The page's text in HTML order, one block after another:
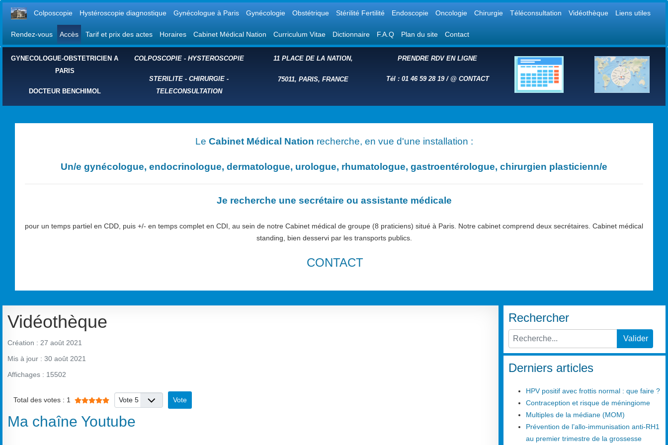
Colposcopie Hystéroscopie diagnostique Gynécologue à Paris Gynécologie Obstétrique Stérilité Fertilité Endoscopie Oncologie Chirurgie Téléconsultation Vidéothèque Liens utiles
Rendez-vous Accès Tarif et prix des actes Horaires Cabinet Médical Nation Curriculum Vitae Dictionnaire F.A.Q Plan du site Contact
GYNECOLOGUE-OBSTETRICIEN A
PARIS
DOCTEUR BENCHIMOL
COLPOSCOPIE- HYSTEROSCOPIE
STERILITE -CHIRURGIE -
TELECONSULTATION
11 PLACE DE LA NATION,
75011, PARIS, FRANCE
PRENDRE RDV EN LIGNE
Tél : 01 46 59 28 19 / @ CONTACT
Le Cabinet Médical Nation recherche, en vue d'une installation :
Un/e gynécologue, endocrinologue, dermatologue, urologue, rhumatologue, gastroentérologue, chirurgien plasticienn/e
Je recherche une secrétaire ou assistante médicale
pour un temps partiel en CDD, puis +/- en temps complet en CDI, au sein de notre Cabinet médical de groupe (8 praticiens) situé à Paris. Notre cabinet comprend deux secrétaires. Cabinet médical
standing, bien desservi par les transports publics.
CONTACT
Vidéothèque
Création : 27 août 2021
Mis à jour : 30 août 2021
Affichages : 15502
Total des votes : 1
Veuillez voter
Ma chaîne Youtube
Rechercher
Type 2 or more characters for results.
Valider
Derniers articles
HPV positif avec frottis normal : que faire ?
Contraception et risque de méningiome
Multiples de la médiane (MOM)
Prévention de l’allo-immunisation anti-RH1
au premier trimestre de la grossesse